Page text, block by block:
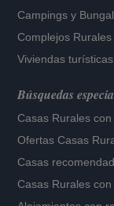
Campings y
Complejos Rurales
Viviendas turísticas
Búsquedas
Casas Rurales
Ofertas Casas
Casas
Casas Rurales